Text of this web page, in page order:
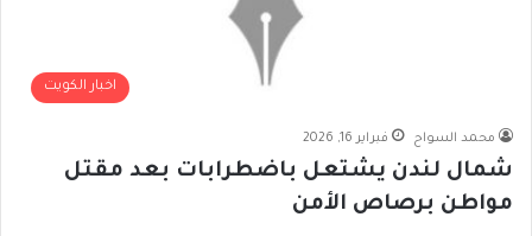
اخبار الكويت
محمد السواح فبراير 16, 2026
شمال لندن يشتعل باضطرابات بعد مقتل
مواطن برصاص الأمن